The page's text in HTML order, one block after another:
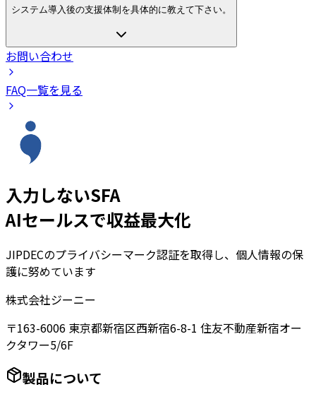
システム導入後の支援体制を具体的に教えて下さい。
お問い合わせ
FAQ一覧を見る
入力しないSFA
AIセールスで収益最大化
JIPDECのプライバシーマーク認証を取得し、個人情報の保
護に努めています
株式会社ジーニー
〒163-6006 東京都新宿区西新宿6-8-1 住友不動産新宿オー
クタワー5/6F
製品について